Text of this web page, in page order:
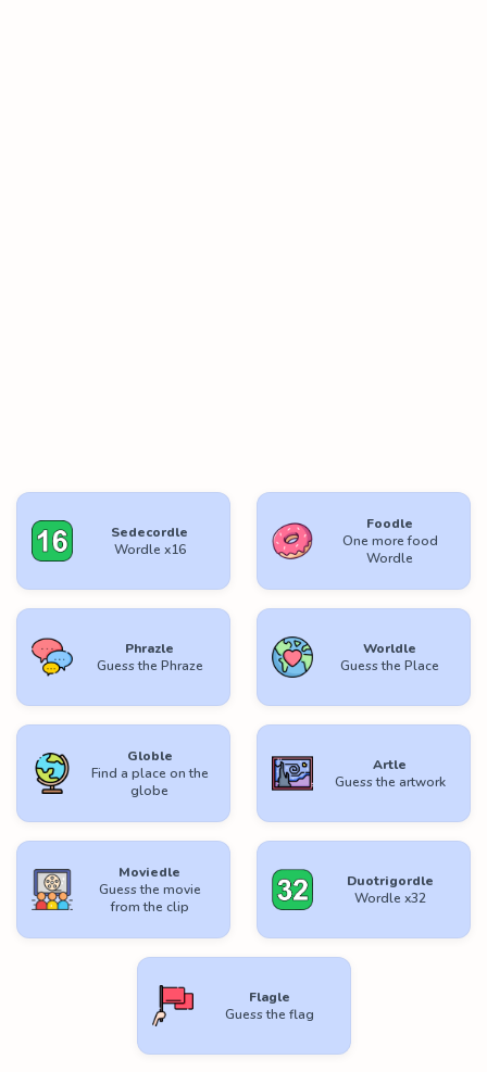
Sedecordle
Wordle x16
Foodle
One more food
Wordle
Phrazle
Guess the Phraze
Worldle
Guess the Place
Globle
Find a place on the
globe
Artle
Guess the artwork
Moviedle
Guess the movie
from the clip
Duotrigordle
Wordle x32
Flagle
Guess the flag